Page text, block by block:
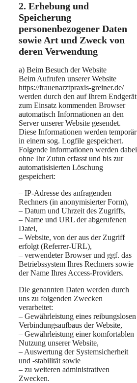
2. Erhebung und
Speicherung
personenbezogener Daten
sowie Art und Zweck von
deren Verwendung
a) Beim Besuch der Website
Beim Aufrufen unserer Website
https://frauenarztpraxis-greiner.de/
werden durch den auf Ihrem Endgerät
zum Einsatz kommenden Browser
automatisch Informationen an den
Server unserer Website gesendet.
Diese Informationen werden temporär
in einem sog. Logfile gespeichert.
Folgende Informationen werden dabei
ohne Ihr Zutun erfasst und bis zur
automatisisierten Löschung
gespeichert:
– IP-Adresse des anfragenden
Rechners (in anonymisierter Form),
– Datum und Uhrzeit des Zugriffs,
– Name und URL der abgerufenen
Datei,
– Website, von der aus der Zugriff
erfolgt (Referrer-URL),
– verwendeter Browser und ggf. das
Betriebssystem Ihres Rechners sowie
der Name Ihres Access-Providers.
Die genannten Daten werden durch
uns zu folgenden Zwecken
verarbeitet:
– Gewährleistung eines reibungslosen
Verbindungsaufbaus der Website,
– Gewährleistung einer komfortablen
Nutzung unserer Website,
– Auswertung der Systemsicherheit
und -stabilität sowie
– zu weiteren administrativen
Zwecken.